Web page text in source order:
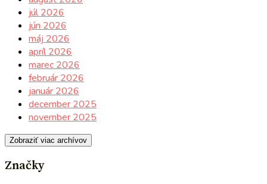
júl 2026
jún 2026
máj 2026
apríl 2026
marec 2026
február 2026
január 2026
december 2025
november 2025
Zobraziť viac archívov
Značky